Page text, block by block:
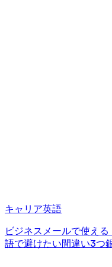
キャリア英語
ビジネスメールで使え
語で避けたい間違い3つ